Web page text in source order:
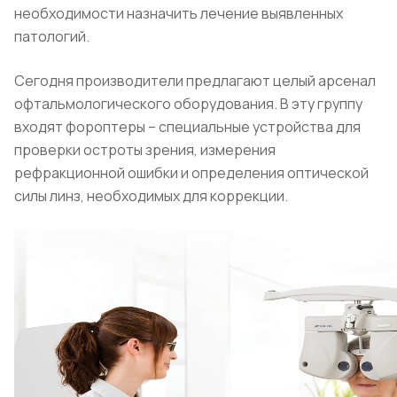
необходимости назначить лечение выявленных
патологий.
Сегодня производители предлагают целый арсенал
офтальмологического оборудования. В эту группу
входят фороптеры – специальные устройства для
проверки остроты зрения, измерения
рефракционной ошибки и определения оптической
силы линз, необходимых для коррекции.